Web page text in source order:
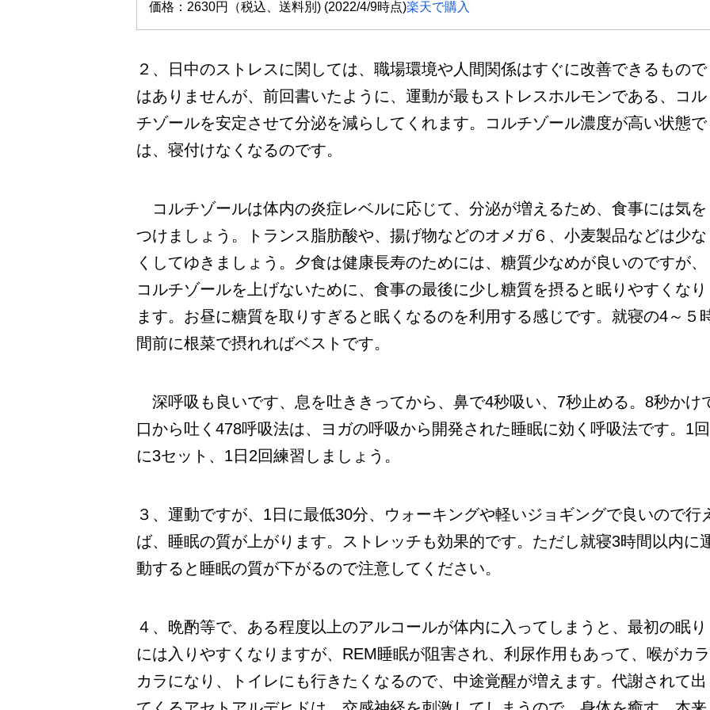
価格：2630円（税込、送料別) (2022/4/9時点)楽天で購入
２、日中のストレスに関しては、職場環境や人間関係はすぐに改善できるもので
はありませんが、前回書いたように、運動が最もストレスホルモンである、コル
チゾールを安定させて分泌を減らしてくれます。コルチゾール濃度が高い状態で
は、寝付けなくなるのです。
コルチゾールは体内の炎症レベルに応じて、分泌が増えるため、食事には気を
つけましょう。トランス脂肪酸や、揚げ物などのオメガ６、小麦製品などは少な
くしてゆきましょう。夕食は健康長寿のためには、糖質少なめが良いのですが、
コルチゾールを上げないために、食事の最後に少し糖質を摂ると眠りやすくなり
ます。お昼に糖質を取りすぎると眠くなるのを利用する感じです。就寝の4～５
間前に根菜で摂れればベストです。
深呼吸も良いです、息を吐ききってから、鼻で4秒吸い、7秒止める。8秒かけ
口から吐く478呼吸法は、ヨガの呼吸から開発された睡眠に効く呼吸法です。1回
に3セット、1日2回練習しましょう。
３、運動ですが、1日に最低30分、ウォーキングや軽いジョギングで良いので行
ば、睡眠の質が上がります。ストレッチも効果的です。ただし就寝3時間以内に
動すると睡眠の質が下がるので注意してください。
４、晩酌等で、ある程度以上のアルコールが体内に入ってしまうと、最初の眠り
には入りやすくなりますが、REM睡眠が阻害され、利尿作用もあって、喉がカラ
カラになり、トイレにも行きたくなるので、中途覚醒が増えます。代謝されて出